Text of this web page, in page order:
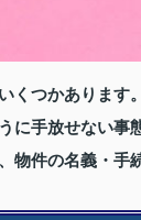
くつかあります。
手放せない事
物件の名義・手